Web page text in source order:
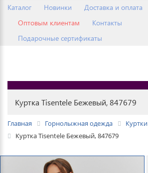
Каталог Новинки Доставка и оплата
Оптовым клиентам
Контакты
Подарочные сертификаты
Куртка Tisentele Бежевый, 847679
Главная Горнолыжная одежда
Куртки
Куртка Tisentele Бежевый, 847679